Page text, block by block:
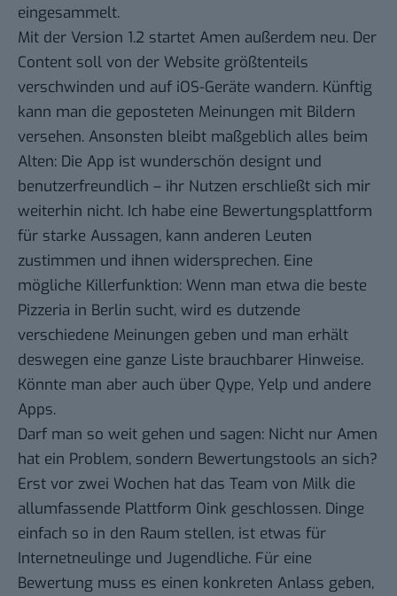
eingesammelt.
Mit der Version 1.2 startet Amen außerdem neu. Der
Content soll von der Website größtenteils
verschwinden und auf iOS-Geräte wandern. Künftig
kann man die geposteten Meinungen mit Bildern
versehen. Ansonsten bleibt maßgeblich alles beim
Alten: Die App ist wunderschön designt und
benutzerfreundlich – ihr Nutzen erschließt sich mir
weiterhin nicht. Ich habe eine Bewertungsplattform
für starke Aussagen, kann anderen Leuten
zustimmen und ihnen widersprechen. Eine
mögliche Killerfunktion: Wenn man etwa die beste
Pizzeria in Berlin sucht, wird es dutzende
verschiedene Meinungen geben und man erhält
deswegen eine ganze Liste brauchbarer Hinweise.
Könnte man aber auch über Qype, Yelp und andere
Apps.
Darf man so weit gehen und sagen: Nicht nur Amen
hat ein Problem, sondern Bewertungstools an sich?
Erst vor zwei Wochen hat das Team von Milk die
allumfassende Plattform Oink geschlossen. Dinge
einfach so in den Raum stellen, ist etwas für
Internetneulinge und Jugendliche. Für eine
Bewertung muss es einen konkreten Anlass geben,